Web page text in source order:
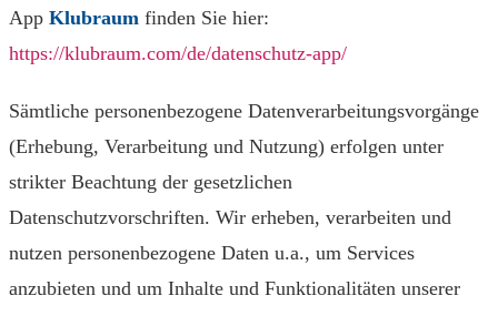
App Klubraum finden Sie hier:
https://klubraum.com/de/datenschutz-app/
Sämtliche personenbezogene Datenverarbeitungsvorgänge
(Erhebung, Verarbeitung und Nutzung) erfolgen unter
strikter Beachtung der gesetzlichen
Datenschutzvorschriften. Wir erheben, verarbeiten und
nutzen personenbezogene Daten u.a., um Services
anzubieten und um Inhalte und Funktionalitäten unserer